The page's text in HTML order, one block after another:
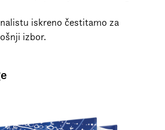
iskreno čestitamo za
izbor.